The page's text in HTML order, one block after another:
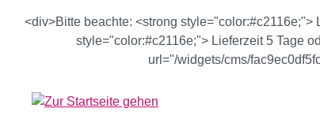
Hauptinhalt springen
Zur Suche springen
Zur Hauptnavigation springen
<div>Bitte beachte: <strong
style="color:#c2116e;"> Lieferzeit 5 Tage
url="/widgets/cms/